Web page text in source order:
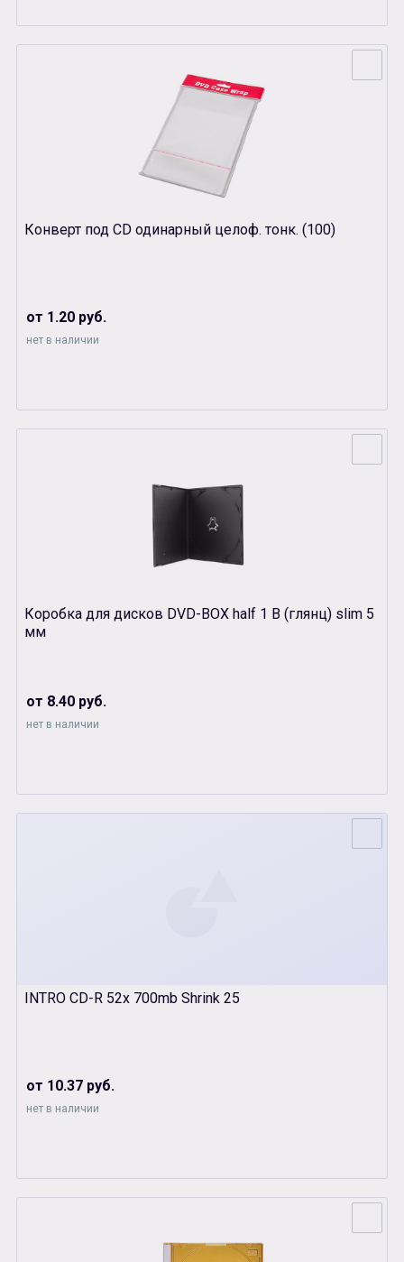
Конверт под СD одинарный целоф. тонк. (100)
от 1.20 руб.
нет в наличии
Коробка для дисков DVD-BOX half 1 B (глянц) slim 5
мм
от 8.40 руб.
нет в наличии
INTRO CD-R 52x 700mb Shrink 25
от 10.37 руб.
нет в наличии